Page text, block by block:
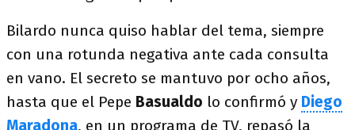
Bilardo nunca quiso hablar del tema, siempre
con una rotunda negativa ante cada consulta
en vano. El secreto se mantuvo por ocho años,
hasta que el Pepe Basualdo lo confirmó y Diego
Maradona, en un programa de TV, repasó la